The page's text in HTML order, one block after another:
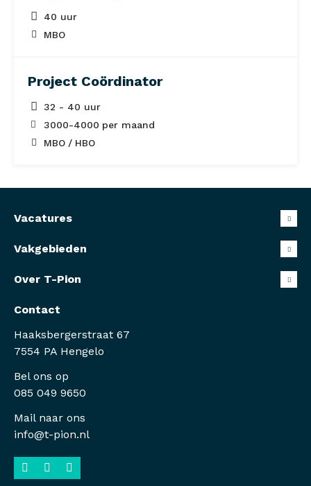
40 uur
MBO
Project Coördinator
32 - 40 uur
3000-4000 per maand
MBO
HBO
Vacatures
Vakgebieden
Over T-Pion
Contact
Haaksbergerstraat 67
7554 PA Hengelo
Bel ons op
085 049 9650
Mail naar ons
info@t-pion.nl